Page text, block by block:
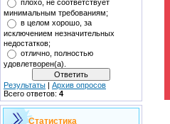
плохо, не соответствует
минимальным требованиям;
в целом хорошо, за
исключением незначительных
недостатков;
отлично, полностью
удовлетворен(а).
Результаты | Архив опросов
Всего ответов: 4
Статистика